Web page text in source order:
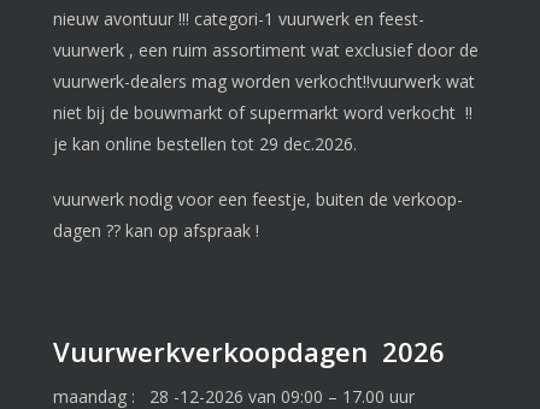
nieuw avontuur !!! categori-1 vuurwerk en feest-
vuurwerk , een ruim assortiment wat exclusief door de
vuurwerk-dealers mag worden verkocht!!vuurwerk wat
niet bij de bouwmarkt of supermarkt word verkocht !!
je kan online bestellen tot 29 dec.2026.
vuurwerk nodig voor een feestje, buiten de verkoop-
dagen ?? kan op afspraak !
Vuurwerkverkoopdagen 2026
maandag : 28 -12-2026 van 09:00 – 17.00 uur